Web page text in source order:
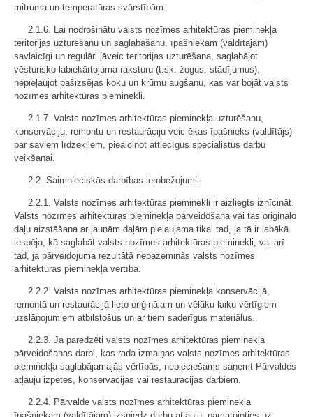
mitruma un temperatūras svārstībām.
2.1.6. Lai nodrošinātu valsts nozīmes arhitektūras pieminekļa
teritorijas uzturēšanu un saglabāšanu, īpašniekam (valdītajam)
savlaicīgi un regulāri jāveic teritorijas uzturēšana, saglabājot
vēsturisko labiekārtojuma raksturu (t.sk. žogus, stādījumus),
nepieļaujot pašizsējas koku un krūmu augšanu, kas var bojāt valsts
nozīmes arhitektūras pieminekli.
2.1.7. Valsts nozīmes arhitektūras pieminekļa uzturēšanu,
konservāciju, remontu un restaurāciju veic ēkas īpašnieks (valdītājs)
par saviem līdzekļiem, pieaicinot attiecīgus speciālistus darbu
veikšanai.
2.2. Saimnieciskās darbības ierobežojumi:
2.2.1. Valsts nozīmes arhitektūras pieminekli ir aizliegts iznīcināt.
Valsts nozīmes arhitektūras pieminekļa pārveidošana vai tās oriģinālo
daļu aizstāšana ar jaunām daļām pieļaujama tikai tad, ja tā ir labākā
iespēja, kā saglabāt valsts nozīmes arhitektūras pieminekli, vai arī
tad, ja pārveidojuma rezultātā nepazeminās valsts nozīmes
arhitektūras pieminekļa vērtība.
2.2.2. Valsts nozīmes arhitektūras pieminekļa konservācijā,
remontā un restaurācijā lieto oriģinālam un vēlāku laiku vērtīgiem
uzslāņojumiem atbilstošus un ar tiem saderīgus materiālus.
2.2.3. Ja paredzēti valsts nozīmes arhitektūras pieminekļa
pārveidošanas darbi, kas rada izmaiņas valsts nozīmes arhitektūras
pieminekļa saglabājamajās vērtībās, nepieciešams saņemt Pārvaldes
atļauju izpētes, konservācijas vai restaurācijas darbiem.
2.2.4. Pārvalde valsts nozīmes arhitektūras pieminekļa